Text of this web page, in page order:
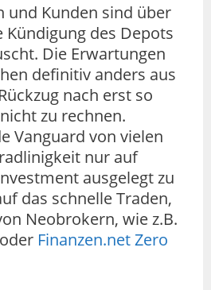
und Kunden sind über
des Depots
Die Erwartungen
definitiv anders aus
nach erst so
zu rechnen.
Vanguard von vielen
nur auf
ausgelegt zu
das schnelle Traden,
Neobrokern, wie z.B.
oder Finanzen.net Zero